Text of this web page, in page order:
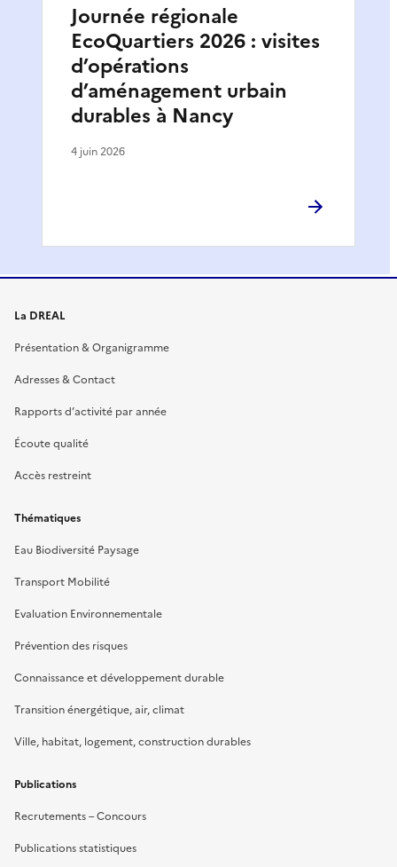
Journée régionale
EcoQuartiers 2026 : visites
d’opérations
d’aménagement urbain
durables à Nancy
4 juin 2026
La DREAL
Présentation & Organigramme
Adresses & Contact
Rapports d’activité par année
Écoute qualité
Accès restreint
Thématiques
Eau Biodiversité Paysage
Transport Mobilité
Evaluation Environnementale
Prévention des risques
Connaissance et développement durable
Transition énergétique, air, climat
Ville, habitat, logement, construction durables
Publications
Recrutements – Concours
Publications statistiques